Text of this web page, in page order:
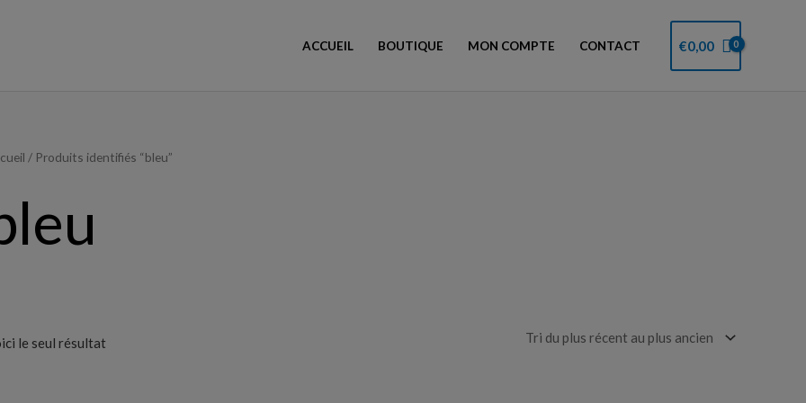
ACCUEIL BOUTIQUE MON COMPTE CONTACT €0,00
/ Produits identifiés “bleu”
le seul résultat